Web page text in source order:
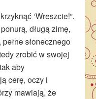
‘Wreszcie!”.
długą zimę,
słonecznego
zrobić w swojej
aby
cerę, oczy i
mawiają, że